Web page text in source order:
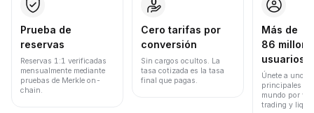
Prueba de
reservas
Reservas 1:1 verificadas
mensualmente mediante
pruebas de Merkle on-
chain.
Cero tarifas por
conversión
Sin cargos ocultos. La
tasa cotizada es la tasa
final que pagas.
Más de
86
usuarios
Únete a uno
principales
mundo por
trading y